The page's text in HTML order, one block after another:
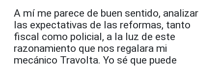
A mí me parece de buen sentido, analizar
las expectativas de las reformas, tanto
fiscal como policial, a la luz de este
razonamiento que nos regalara mi
mecánico Travolta. Yo sé que puede